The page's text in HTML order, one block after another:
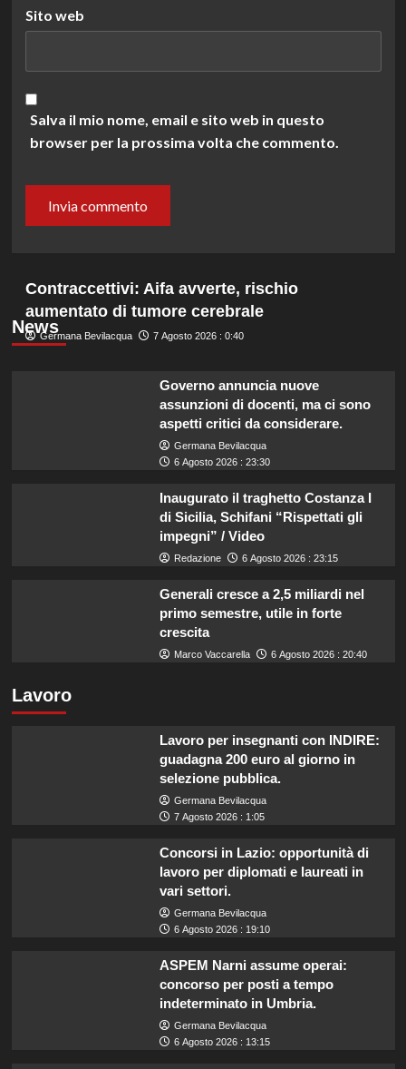
Sito web
Salva il mio nome, email e sito web in questo
browser per la prossima volta che commento.
News
Contraccettivi: Aifa avverte, rischio
aumentato di tumore cerebrale
Germana Bevilacqua 7 Agosto 2026 : 0:40
Governo annuncia nuove
assunzioni di docenti, ma ci sono
aspetti critici da considerare.
Germana Bevilacqua
6 Agosto 2026 : 23:30
Inaugurato il traghetto Costanza I
di Sicilia, Schifani “Rispettati gli
impegni” / Video
Redazione 6 Agosto 2026 : 23:15
Generali cresce a 2,5 miliardi nel
primo semestre, utile in forte
crescita
Marco Vaccarella 6 Agosto 2026 : 20:40
Lavoro
Lavoro per insegnanti con INDIRE:
guadagna 200 euro al giorno in
selezione pubblica.
Germana Bevilacqua
7 Agosto 2026 : 1:05
Concorsi in Lazio: opportunità di
lavoro per diplomati e laureati in
vari settori.
Germana Bevilacqua
6 Agosto 2026 : 19:10
ASPEM Narni assume operai:
concorso per posti a tempo
indeterminato in Umbria.
Germana Bevilacqua
6 Agosto 2026 : 13:15